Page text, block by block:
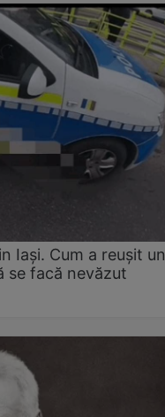
Iași. Cum a reușit un
se facă nevăzut